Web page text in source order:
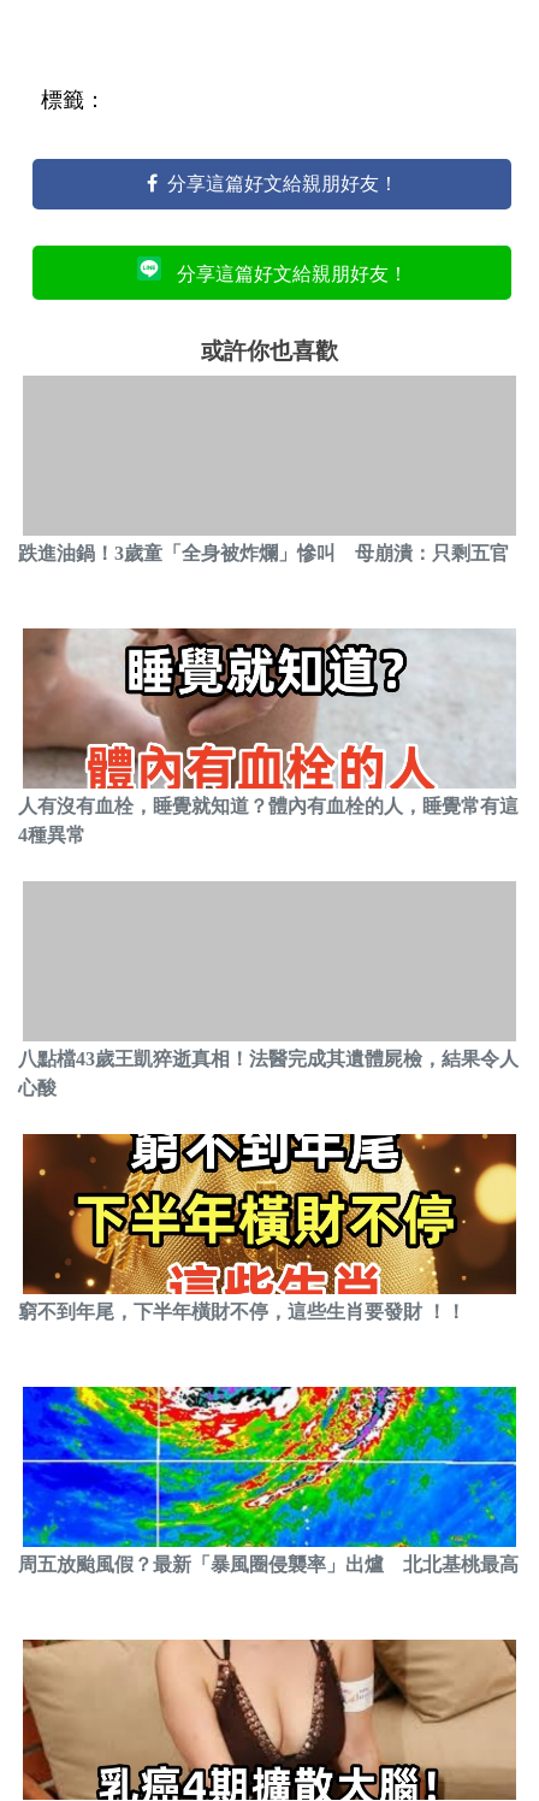
標籤：
分享這篇好文給親朋好友！
分享這篇好文給親朋好友！
或許你也喜歡
跌進油鍋！3歲童「全身被炸爛」慘叫 母崩潰：只剩五官
人有沒有血栓，睡覺就知道？體內有血栓的人，睡覺常有這
4種異常
八點檔43歲王凱猝逝真相！法醫完成其遺體屍檢，結果令人
心酸
窮不到年尾，下半年橫財不停，這些生肖要發財 ！！
周五放颱風假？最新「暴風圈侵襲率」出爐 北北基桃最高